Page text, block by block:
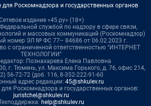
Роскомнадзора и государственных органов
издание «45.ру» (18+)
службой по надзору в сфере связи,
и массовых коммуникаций (Роскомнадзор)
номер ЭЛ № ФС 77– 84686 от 06.02.2023 г.
с ограниченной ответственностью "ИНТЕРНЕТ
ТЕХНОЛОГИИ"
Познахарева Елена Павловна
г. Тюмень, ул. Максима Горького, д. 76, офис 214,
56-72-72 (доб. 116, 8-352-222-91-60
адрес редакции: 45@shkulev.ru
Роскомнадзора и государственных органов:
juristchel@shkulev.ru
help@shkulev.ru